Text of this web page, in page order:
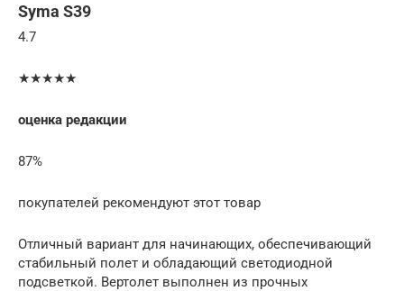
Syma S39
4.7
★★★★★
оценка редакции
87%
покупателей рекомендуют этот товар
Отличный вариант для начинающих, обеспечивающий
стабильный полет и обладающий светодиодной
подсветкой. Вертолет выполнен из прочных